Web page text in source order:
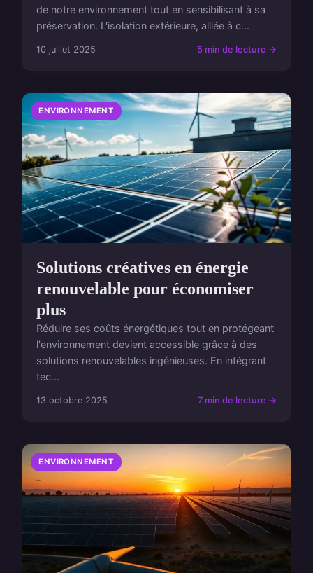
de notre environnement tout en sensibilisant à sa
préservation. L'isolation extérieure, alliée à c...
10 juillet 2025 5 min de lecture →
ENVIRONNEMENT
Solutions créatives en énergie
renouvelable pour économiser
plus
Réduire ses coûts énergétiques tout en protégeant
l'environnement devient accessible grâce à des
solutions renouvelables ingénieuses. En intégrant
tec...
13 octobre 2025 7 min de lecture →
ENVIRONNEMENT